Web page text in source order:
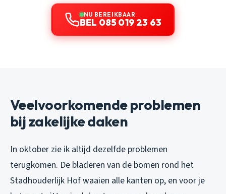
NU BEREIKBAAR
BEL 085 019 23 63
Veelvoorkomende problemen
bij zakelijke daken
In oktober zie ik altijd dezelfde problemen
terugkomen. De bladeren van de bomen rond het
Stadhouderlijk Hof waaien alle kanten op, en voor je